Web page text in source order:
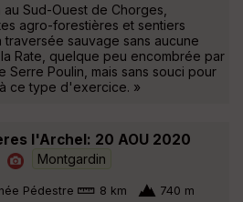
Sud-Ouest de Chorges,
agro-forestières et sentiers
sauvage sans aucune
Rate, quelque peu encombrée par
Serre Poulin, mais sans souci pour
ce type d'exercice. »
l'Archel: 20 AOU 2020
Montgardin
Pédestre 8 km 740 m